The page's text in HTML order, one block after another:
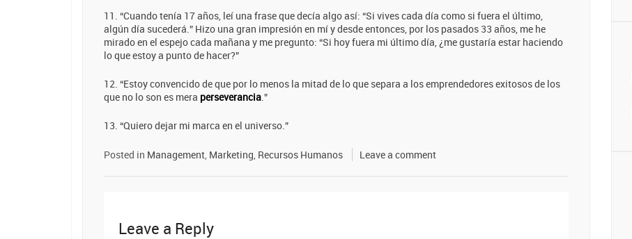
11. “Cuando tenía 17 años, leí una frase que decía algo así: “Si vives cada día como si fuera el último,
algún día sucederá.” Hizo una gran impresión en mí y desde entonces, por los pasados 33 años, me he
mirado en el espejo cada mañana y me pregunto: “Si hoy fuera mi último día, ¿me gustaría estar haciendo
lo que estoy a punto de hacer?”
12. “Estoy convencido de que por lo menos la mitad de lo que separa a los emprendedores exitosos de los
que no lo son es mera perseverancia.”
13. “Quiero dejar mi marca en el universo.”
Posted in Management, Marketing, Recursos Humanos Leave a comment
Leave a Reply